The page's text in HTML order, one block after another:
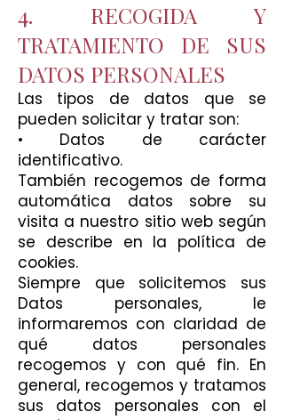
4. RECOGIDA Y
TRATAMIENTO DE SUS
DATOS PERSONALES
Las tipos de datos que se
pueden solicitar y tratar son:
• Datos de carácter
identificativo.
También recogemos de forma
automática datos sobre su
visita a nuestro sitio web según
se describe en la política de
cookies.
Siempre que solicitemos sus
Datos personales, le
informaremos con claridad de
qué datos personales
recogemos y con qué fin. En
general, recogemos y tratamos
sus datos personales con el